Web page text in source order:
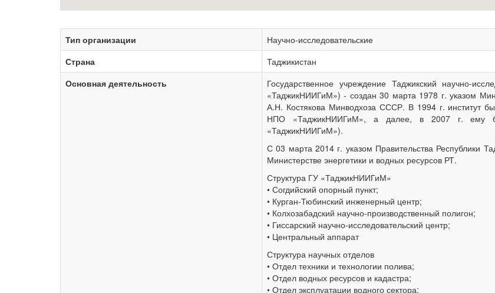
Тип организации
Научно-исследовательские
Страна
Таджикистан
Основная деятельность
Государственное учреждение Таджикский научно-
«ТаджикНИИГиМ») - создан 30 марта 1978 г. указом
А.Н. Костякова Минводхоза СССР. В 1994 г. институт
НПО «ТаджикНИИГиМ», а далее, в 2007 г. ему
«ТаджикНИИГиМ»).
С 03 марта 2014 г. указом Правительства
Министерстве энергетики и водных ресурсов РТ.
Структура ГУ «ТаджикНИИГиМ»
• Согдийский опорный пункт;
• Курган-Тюбинский инженерный центр;
• Колхозабадский научно-производственный полигон;
• Гиссарский научно-исследовательский центр;
• Центральный аппарат
Структура научных отделов
• Отдел техники и технологии полива;
• Отдел водных ресурсов и кадастра;
• Отдел эксплуатации водного сектора;